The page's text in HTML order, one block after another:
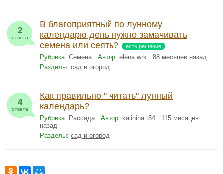
2
ответа
В благоприятный по лунному
календарю день нужно замачивать
семена или сеять?
есть решение
Рубрика: Семена Автор: elena wrk 88 месяцев назад
Разделы: сад и огород
4
ответа
Как правильно " читать" лунный
календарь?
Рубрика: Рассада Автор: kalinina t54 115 месяцев
назад
Разделы: сад и огород